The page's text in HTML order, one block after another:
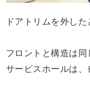
ドアトリムを外した
フロントと構造は同
サービスホールは、